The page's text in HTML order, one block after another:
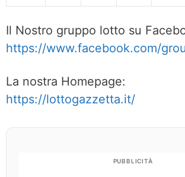
Il Nostro gruppo lotto su
https://www.facebook.com/
La nostra Homepage:
https://lottogazzetta.it/
PUBBLICITÀ